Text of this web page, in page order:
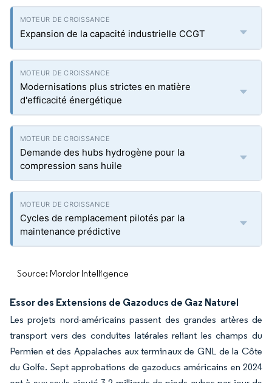
Expansion de la capacité industrielle CCGT
Modernisations plus strictes en matière
d'efficacité énergétique
Demande des hubs hydrogène pour la
compression sans huile
Cycles de remplacement pilotés par la
maintenance prédictive
Source: Mordor Intelligence
Essor des Extensions de Gazoducs de Gaz Naturel
Les projets nord-américains passent des grandes artères de
transport vers des conduites latérales reliant les champs du
Permien et des Appalaches aux terminaux de GNL de la Côte
du Golfe. Sept approbations de gazoducs américains en 2024